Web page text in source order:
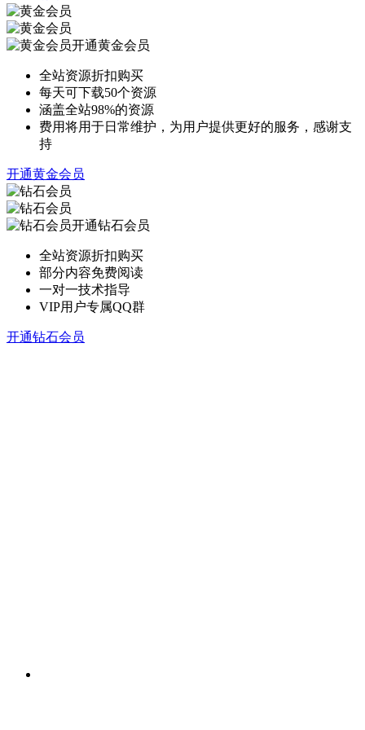
开通黄金会员
全站资源折扣购买
每天可下载50个资源
涵盖全站98%的资源
费用将用于日常维护，为用户提供更好的服务，感谢支
持
开通黄金会员
开通钻石会员
全站资源折扣购买
部分内容免费阅读
一对一技术指导
VIP用户专属QQ群
开通钻石会员